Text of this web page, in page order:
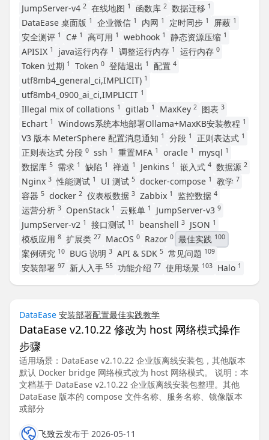
JumpServer-v4 2 在线地图 1 函数库 2 数据迁移 1
DataEase 桌面版 1 企业微信 1 内网 1 定时同步 1 屏蔽 1
安全测评 1 C# 1 高可用 1 webhook 1 静态资源压缩 1
APISIX 1 java运行内存 1 调整运行内存 1 运行内存 0
Token 过期 1 Token 0 登陆退出 1 配置 4
utf8mb4_general_ci,IMPLICIT) 1
utf8mb4_0900_ai_ci,IMPLICIT 1
Illegal mix of collations 1 gitlab 1 MaxKey 2 图表 3
Echart 1 Windows系统本地部署Ollama+MaxKB安装教程 1
V3 版本 MeterSphere 配置消息通知 1 分段 1 正则表达式 1
正则表达式 分段 0 ssh 1 重置MFA 1 oracle 1 mysql 1
数据库 5 需求 1 缺陷 1 禅道 1 Jenkins 1 嵌入式 4 数据源 2
Nginx 3 性能测试 1 UI 测试 5 docker-compose 1 教学 7
容器 5 docker 2 仪表板数据 3 Zabbix 1 监控数据 4
运营分析 3 OpenStack 1 云账单 1 JumpServer-v3 9
JumpServer-v2 1 接口测试 11 beanshell 3 JSON 1
模板应用 8 扩展类 27 MacOS 0 Razor 0 最佳实践 100
案例研究 10 BUG 说明 3 API & SDK 5 常见问题 109
安装部署 97 新人入手 55 功能介绍 77 使用场景 103 Halo 1
DataEase 安装部署配置最佳实践教学
DataEase v2.10.22 修改为 host 网络模式操作
步骤
适用场景：DataEase v2.10.22 企业版离线安装包，其他版本
默认 Docker bridge 网络模式改为 host 网络模式。 说明：本
文档基于 DataEase v2.10.22 企业版离线安装包整理。其他
DataEase 版本的 compose 文件名称、服务名称、镜像版本
或部分
飞致云发布于 2026-05-11